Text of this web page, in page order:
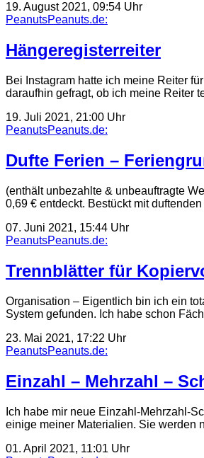
19. August 2021, 09:54 Uhr
PeanutsPeanuts.de:
Hängeregisterreiter
Bei Instagram hatte ich meine Reiter
daraufhin gefragt, ob ich meine Reiter
19. Juli 2021, 21:00 Uhr
PeanutsPeanuts.de:
Dufte Ferien –
(enthält unbezahlte & unbeauftragte
0,69 € entdeckt. Bestückt mit
07. Juni 2021, 15:44 Uhr
PeanutsPeanuts.de:
Trennblätter für
Organisation – Eigentlich bin ich ein
System gefunden. Ich habe schon
23. Mai 2021, 17:22 Uhr
PeanutsPeanuts.de:
Einzahl – Mehrzahl –
Ich habe mir neue Einzahl-Mehrzahl-
einige meiner Materialien. Sie
01. April 2021, 11:01 Uhr